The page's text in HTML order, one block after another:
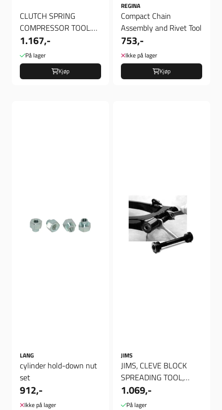
CLUTCH SPRING
COMPRESSOR TOOL.
90-97(NU)B.T.; 91-20
XL; 95-01, Clutch ...
1.167,-
På lager
Kjøp
REGINA
Compact Chain
Assembly and Rivet Tool
753,-
Ikke på lager
Kjøp
LANG
cylinder hold-down nut
set
912,-
Ikke på lager
JIMS
JIMS, CLEVE BLOCK
SPREADING TOOL,
Baksving Verktøy
1.069,-
På lager